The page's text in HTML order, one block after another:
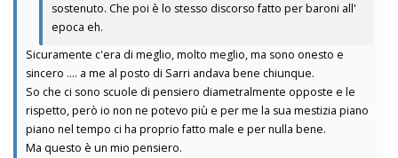
sostenuto. Che poi è lo stesso discorso fatto per baroni all'
epoca eh.
Sicuramente c'era di meglio, molto meglio, ma sono onesto e
sincero .... a me al posto di Sarri andava bene chiunque.
So che ci sono scuole di pensiero diametralmente opposte e le
rispetto, però io non ne potevo più e per me la sua mestizia piano
piano nel tempo ci ha proprio fatto male e per nulla bene.
Ma questo è un mio pensiero.